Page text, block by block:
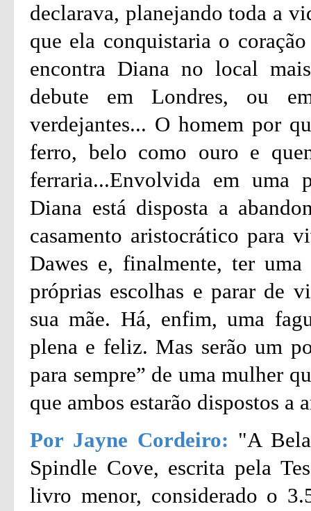
declarava, planejando toda a
que ela conquistaria o
encontra Diana no local
debute em Londres, ou
verdejantes... O homem por
ferro, belo como ouro e
ferraria...Envolvida em
Diana está disposta a
casamento aristocrático para
Dawes e, finalmente, ter
próprias escolhas e parar de
sua mãe. Há, enfim, uma
plena e feliz. Mas serão um
para sempre” de uma mulher
que ambos estarão dispostos a
Por Jayne Cordeiro: "A
Spindle Cove, escrita pela
livro menor, considerado o